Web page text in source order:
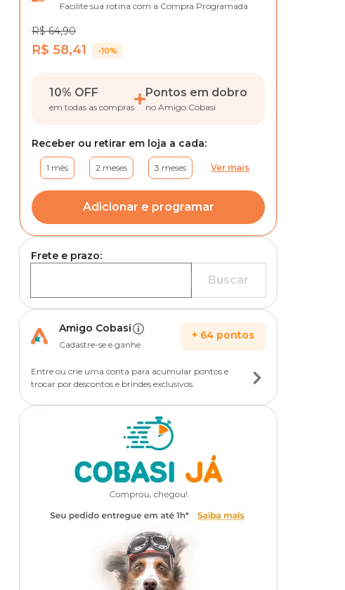
Facilite sua rotina com a Compra Programada
R$ 64,90
R$ 58,41 -10%
10% OFF
em todas as compras
Pontos em dobro
no Amigo Cobasi
Receber ou retirar em loja a cada:
1 mês 2 meses 3 meses Ver mais
Adicionar e programar
Frete e prazo:
Buscar
Amigo Cobasi
Cadastre-se e ganhe
+ 64 pontos
Entre ou crie uma conta para acumular pontos e
trocar por descontos e brindes exclusivos.